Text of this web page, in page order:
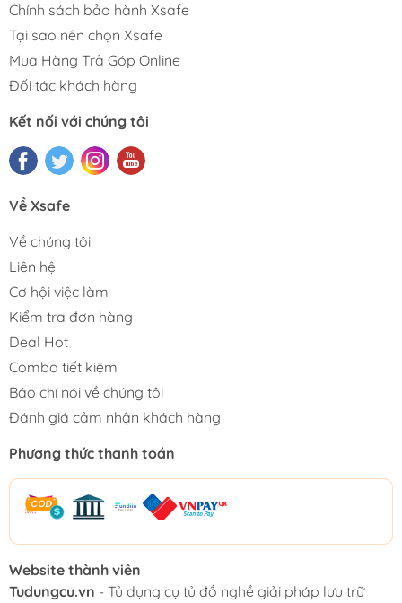
Chính sách bảo hành Xsafe
Tại sao nên chọn Xsafe
Mua Hàng Trả Góp Online
Đối tác khách hàng
Kết nối với chúng tôi
Về Xsafe
Về chúng tôi
Liên hệ
Cơ hội việc làm
Kiểm tra đơn hàng
Deal Hot
Combo tiết kiệm
Báo chí nói về chúng tôi
Đánh giá cảm nhận khách hàng
Phương thức thanh toán
Website thành viên
Tudungcu.vn - Tủ dụng cụ tủ đồ nghề giải pháp lưu trữ